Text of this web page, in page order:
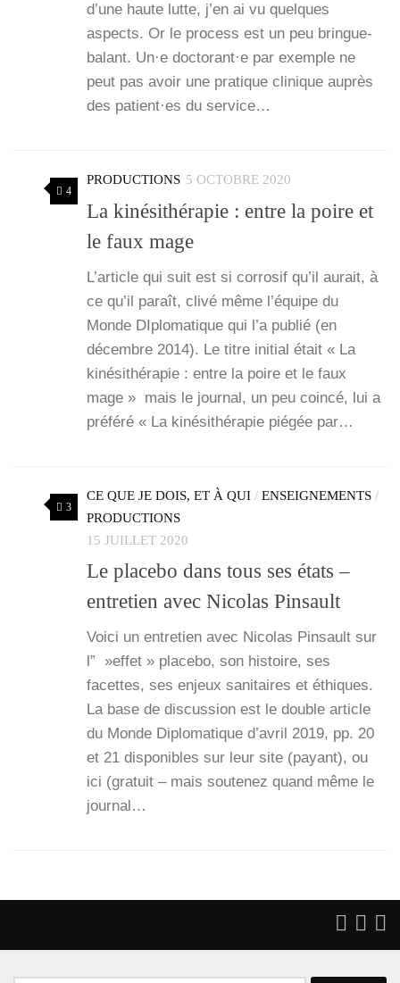
d’une haute lutte, j’en ai vu quelques
aspects. Or le pro­cess est un peu brin­gue­
ba­lant. Un·e doctorant·e par exemple ne
peut pas avoir une pra­tique cli­nique auprès
des patient·es du ser­vice…
4
PRODUCTIONS 5 OCTOBRE 2020
La kinésithérapie : entre la poire et
le faux mage
L’ar­ticle qui suit est si cor­ro­sif qu’il aurait, à
ce qu’il paraît, cli­vé même l’é­quipe du
Monde DIplo­ma­tique qui l’a publié (en
décembre 2014). Le titre ini­tial était « La
kiné­si­thé­ra­pie : entre la poire et le faux
mage » mais le jour­nal, un peu coin­cé, lui a
pré­fé­ré « La kiné­si­thé­ra­pie pié­gée par…
3
CE QUE JE DOIS, ET À QUI / ENSEIGNEMENTS /
PRODUCTIONS
15 JUILLET 2020
Le placebo dans tous ses états –
entretien avec Nicolas Pinsault
Voi­ci un entre­tien avec Nico­las Pin­sault sur
l” »effet » pla­ce­bo, son his­toire, ses
facettes, ses enjeux sani­taires et éthiques.
La base de dis­cus­sion est le double article
du Monde Diplo­ma­tique d’a­vril 2019, pp. 20
et 21 dis­po­nibles sur leur site (payant), ou
ici (gra­tuit – mais sou­te­nez quand même le
jour­nal…